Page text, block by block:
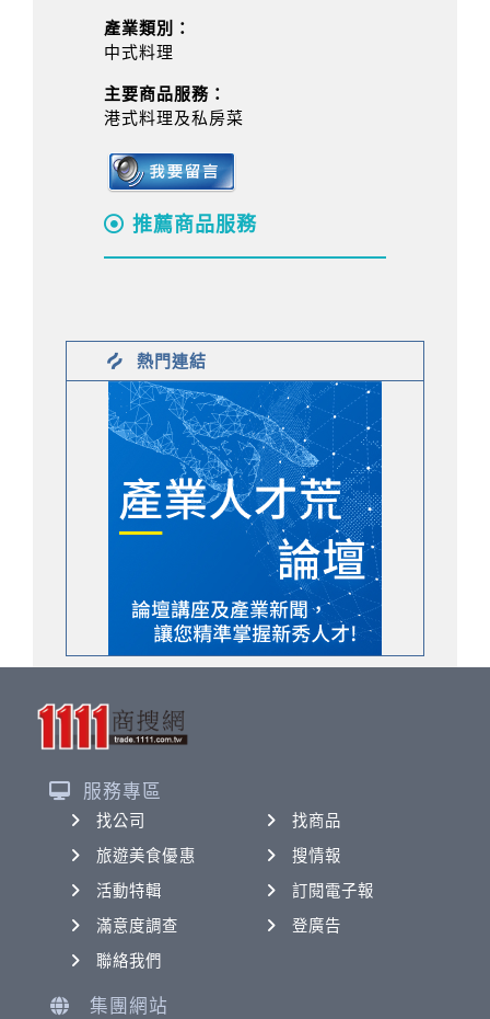
產業類別：
中式料理
主要商品服務：
港式料理及私房菜
推薦商品服務
熱門連結
服務專區
找公司
找商品
旅遊美食優惠
搜情報
活動特輯
訂閱電子報
滿意度調查
登廣告
聯絡我們
集團網站